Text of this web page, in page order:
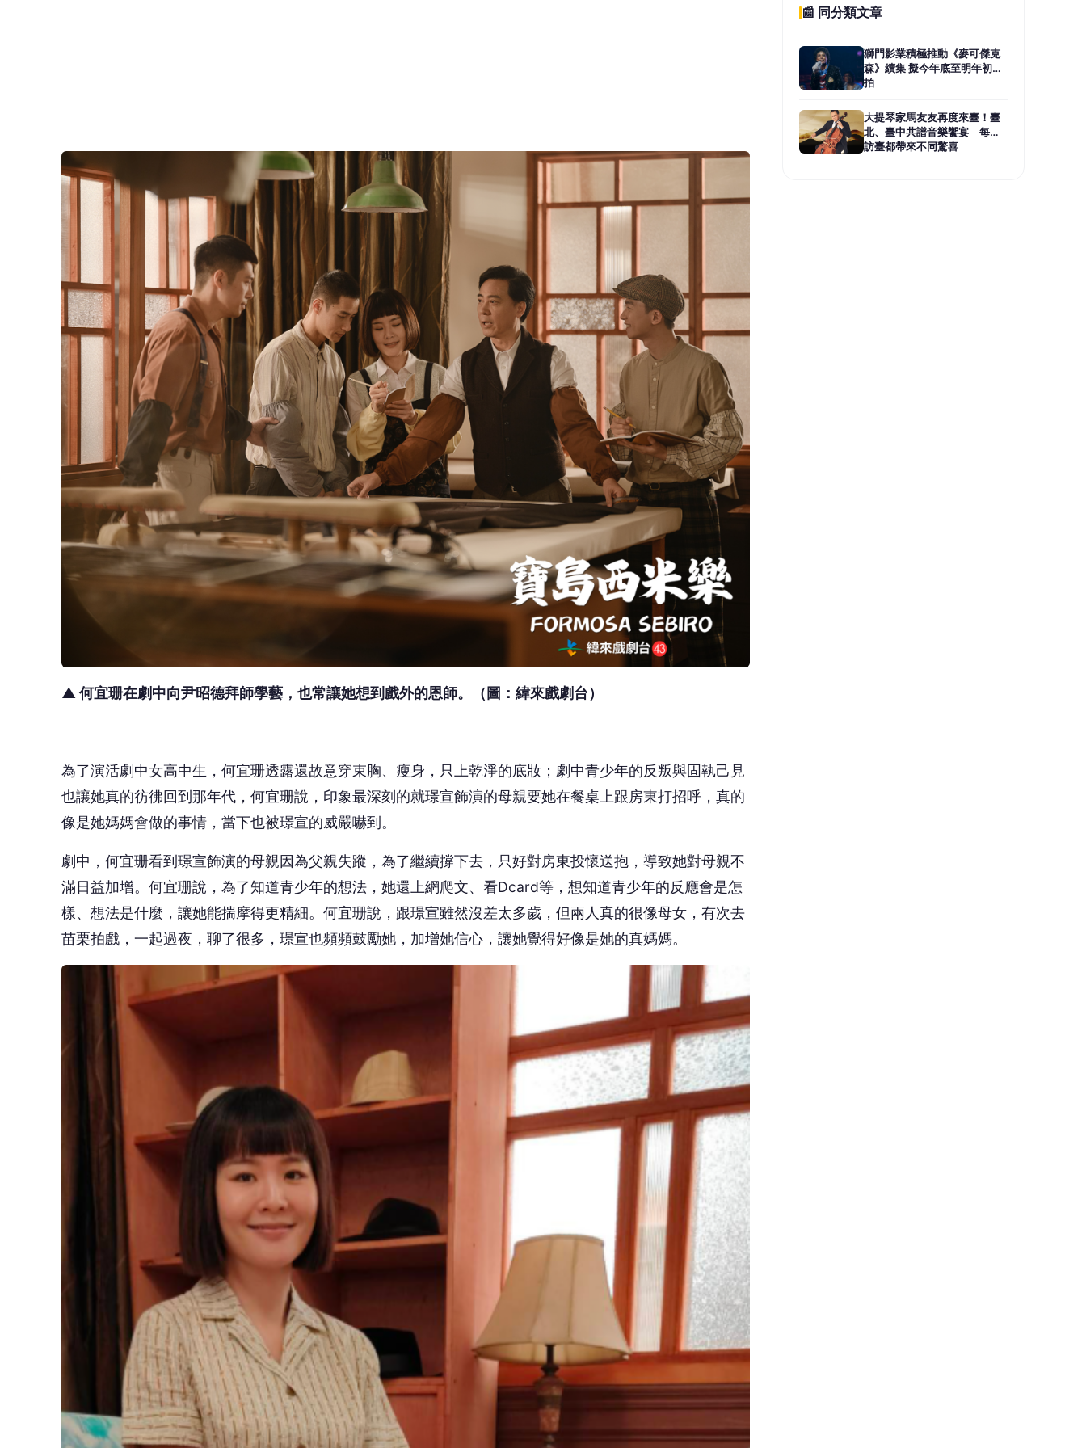
▲ 何宜珊在劇中向尹昭德拜師學藝，也常讓她想到戲外的恩師。（圖：緯來戲劇台）
為了演活劇中女高中生，何宜珊透露還故意穿束胸、瘦身，只上乾淨的底妝；劇中青少年的反叛與固執己見
也讓她真的彷彿回到那年代，何宜珊說， 印象最深刻的就璟宣飾演的母親要她在餐桌上跟房東打招呼，
真的
像是她媽媽會做的事情，當下也被璟宣的威嚴嚇到。
劇中，何宜珊看到璟宣飾演的母親因為父親失蹤，為了繼續撐下去，只好對房東投懷送抱，導致她對母親不
等，想知道青少年的反應會是怎
樣、想法是什麼，讓她能揣摩得更精細。何宜珊說，跟璟宣雖然沒差太多歲，但兩人真的很像母女，有次去
苗栗拍戲，一起過夜，聊了很多，璟宣也頻頻鼓勵她，加增她信心，讓她覺得好像是她的真媽媽。